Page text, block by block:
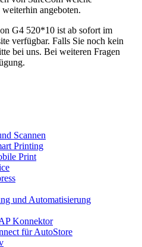
angeboten.
G4 520*10 ist ab sofort im
verfügbar. Falls Sie noch kein
bei uns. Bei weiteren Fragen
Scannen
Printing
Print
und Automatisierung
Konnektor
für AutoStore